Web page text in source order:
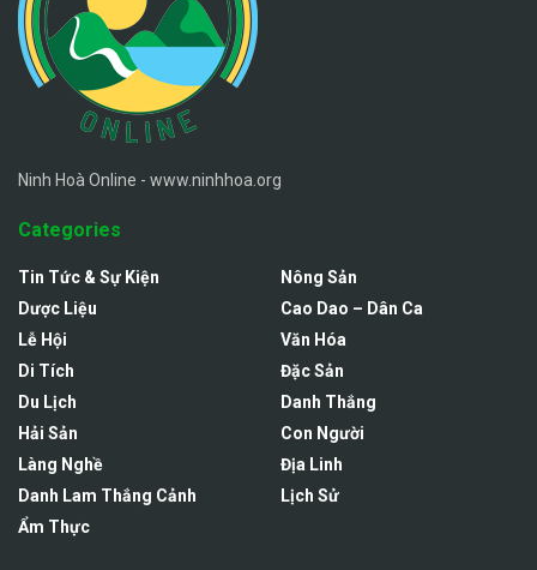
Ninh Hoà Online - www.ninhhoa.org
Categories
Tin Tức & Sự Kiện
Dược Liệu
Lễ Hội
Di Tích
Du Lịch
Hải Sản
Làng Nghề
Danh Lam Thắng Cảnh
Ẩm Thực
Nông Sản
Cao Dao – Dân Ca
Văn Hóa
Đặc Sản
Danh Thắng
Con Người
Địa Linh
Lịch Sử